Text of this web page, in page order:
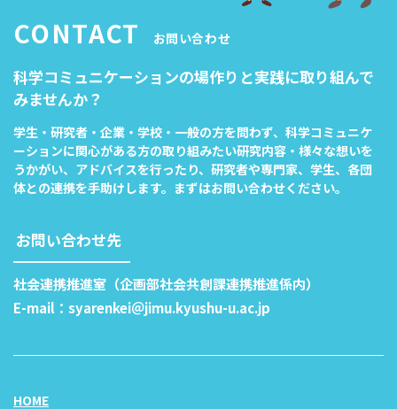
CONTACT お問い合わせ
科学コミュニケーションの場作りと実践に取り組んで
みませんか？
学生・研究者・企業・学校・一般の方を問わず、科学コミュニケ
ーションに関心がある方の取り組みたい研究内容・様々な想いを
うかがい、アドバイスを行ったり、研究者や専門家、学生、各団
体との連携を手助けします。まずはお問い合わせください。
お問い合わせ先
社会連携推進室（企画部社会共創課連携推進係内）
E-mail：syarenkei＠jimu.kyushu-u.ac.jp
HOME